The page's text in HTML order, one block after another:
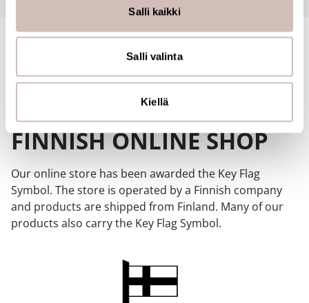
tukemiseen ja kävijämäärämme analysoimiseen. Lisäksi
alan kumppaneillemme tietoja siitä, miten käytät
sivustoamme. Kumppanimme voivat yhdistää näitä
tietoja muihin tietoihin, joita olet antanut heille tai joita on
Salli kaikki
Salli valinta
Kiellä
FINNISH ONLINE SHOP
Our online store has been awarded the Key Flag
Symbol. The store is operated by a Finnish company
and products are shipped from Finland. Many of our
products also carry the Key Flag Symbol.